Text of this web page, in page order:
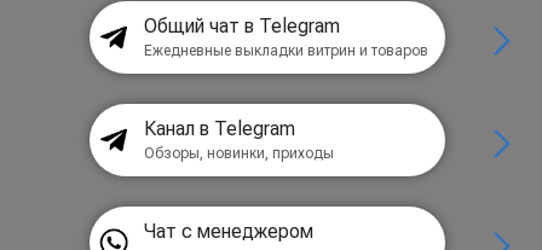
Общий чат в Telegram
Ежедневные выкладки витрин и товаров
Канал в Telegram
Обзоры, новинки, приходы
Чат с менеджером